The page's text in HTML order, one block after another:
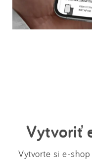
Vytvoriť
Vytvorte si e-